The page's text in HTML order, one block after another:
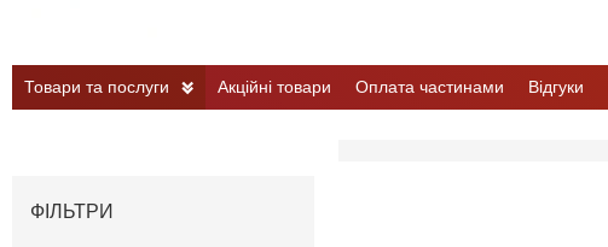
Товари та послуги Акційні товари Оплата частинами Відгуки
ФІЛЬТРИ